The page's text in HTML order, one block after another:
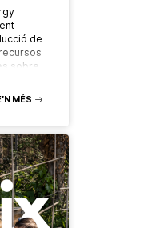
de
sobre
MÉS